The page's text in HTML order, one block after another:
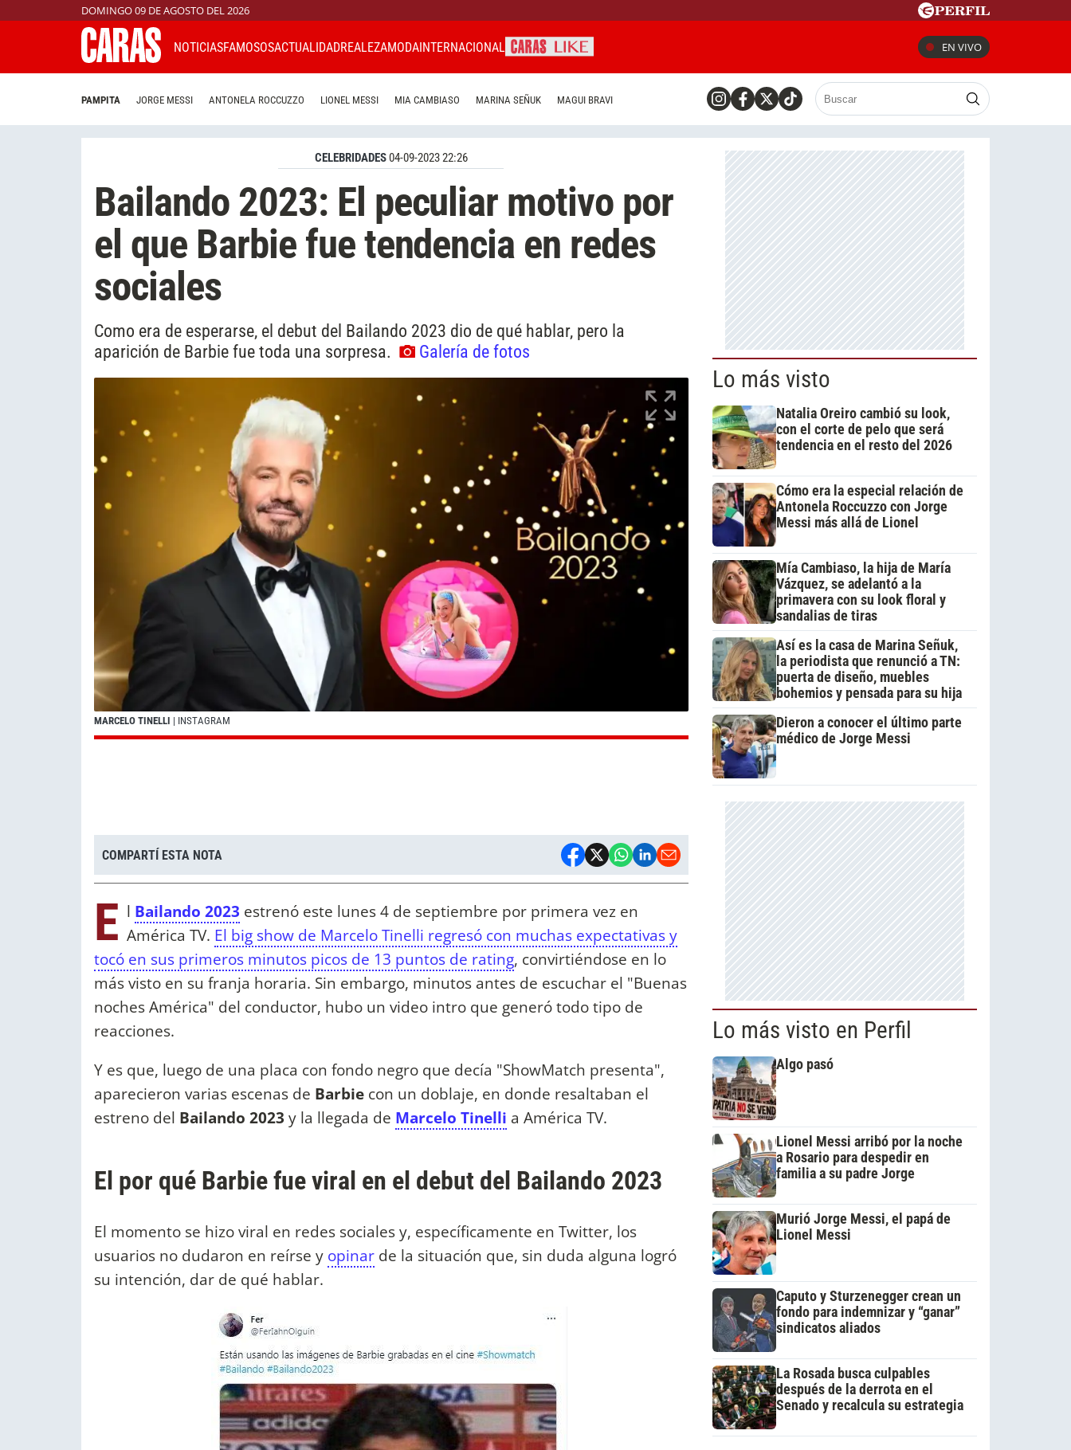
DOMINGO 09 DE AGOSTO DEL 2026
NOTICIASFAMOSOSACTUALIDADREALEZAMODAINTERNACIONAL EN VIVO
PAMPITA JORGE MESSI ANTONELA ROCCUZZO LIONEL MESSI MIA CAMBIASO MARINA SEÑUK MAGUI BRAVI
CELEBRIDADES04-09-2023 22:26
Bailando 2023: El peculiar motivo por
el que Barbie fue tendencia en redes
sociales
Como era de esperarse, el debut del Bailando 2023 dio de qué hablar, pero la
aparición de Barbie fue toda una sorpresa.
Galería de fotos
MARCELO TINELLI | INSTAGRAM
COMPARTÍ ESTA NOTA
E l Bailando 2023 estrenó este lunes 4 de septiembre por primera vez en
América TV. El big show de Marcelo Tinelli regresó con muchas expectativas y
tocó en sus primeros minutos picos de 13 puntos de rating, convirtiéndose en lo
más visto en su franja horaria. Sin embargo, minutos antes de escuchar el "Buenas
noches América" del conductor, hubo un video intro que generó todo tipo de
reacciones.
Y es que, luego de una placa con fondo negro que decía "ShowMatch presenta",
aparecieron varias escenas de Barbie con un doblaje, en donde resaltaban el
estreno del Bailando 2023 y la llegada de Marcelo Tinelli a América TV.
El por qué Barbie fue viral en el debut del Bailando 2023
El momento se hizo viral en redes sociales y, específicamente en Twitter, los
usuarios no dudaron en reírse y opinar de la situación que, sin duda alguna logró
su intención, dar de qué hablar.
Lo más visto
Natalia Oreiro cambió su look,
con el corte de pelo que será
tendencia en el resto del 2026
Cómo era la especial relación de
Antonela Roccuzzo con Jorge
Messi más allá de Lionel
Mía Cambiaso, la hija de María
Vázquez, se adelantó a la
primavera con su look floral y
sandalias de tiras
Así es la casa de Marina Señuk,
la periodista que renunció a TN:
puerta de diseño, muebles
bohemios y pensada para su hija
Dieron a conocer el último parte
médico de Jorge Messi
Lo más visto en Perfil
Algo pasó
Lionel Messi arribó por la noche
a Rosario para despedir en
familia a su padre Jorge
Murió Jorge Messi, el papá de
Lionel Messi
Caputo y Sturzenegger crean un
fondo para indemnizar y “ganar”
sindicatos aliados
La Rosada busca culpables
después de la derrota en el
Senado y recalcula su estrategia